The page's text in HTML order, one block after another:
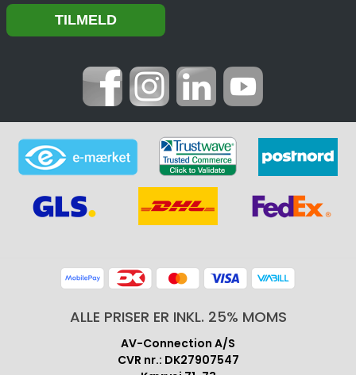
ALLE PRISER ER INKL. 25% MOMS
AV-Connection A/S
CVR nr.: DK27907547